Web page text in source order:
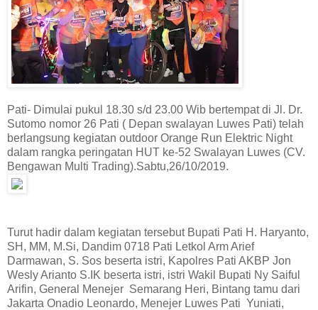
Pati- Dimulai pukul 18.30 s/d 23.00 Wib bertempat di Jl. Dr.
Sutomo nomor 26 Pati ( Depan swalayan Luwes Pati) telah
berlangsung kegiatan outdoor Orange Run Elektric Night
dalam rangka peringatan HUT ke-52 Swalayan Luwes (CV.
Bengawan Multi Trading).Sabtu,26/10/2019.
Turut hadir dalam kegiatan tersebut Bupati Pati H. Haryanto,
SH, MM, M.Si, Dandim 0718 Pati Letkol Arm Arief
Darmawan, S. Sos beserta istri, Kapolres Pati AKBP Jon
Wesly Arianto S.IK beserta istri, istri Wakil Bupati Ny Saiful
Arifin, General Menejer Semarang Heri, Bintang tamu dari
Jakarta Onadio Leonardo, Menejer Luwes Pati Yuniati,